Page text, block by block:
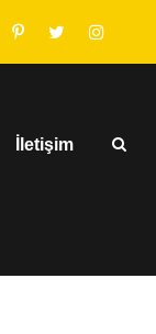
İletişim